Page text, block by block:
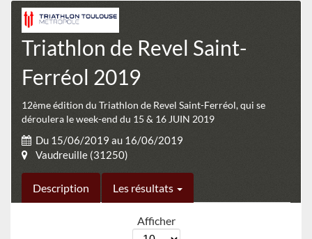
Triathlon de Revel Saint-
Ferréol 2019
12ème édition du Triathlon de Revel Saint-Ferréol, qui se
déroulera le week-end du 15 & 16 JUIN 2019
Du 15/06/2019 au 16/06/2019
Vaudreuille (31250)
Description Les résultats
Afficher